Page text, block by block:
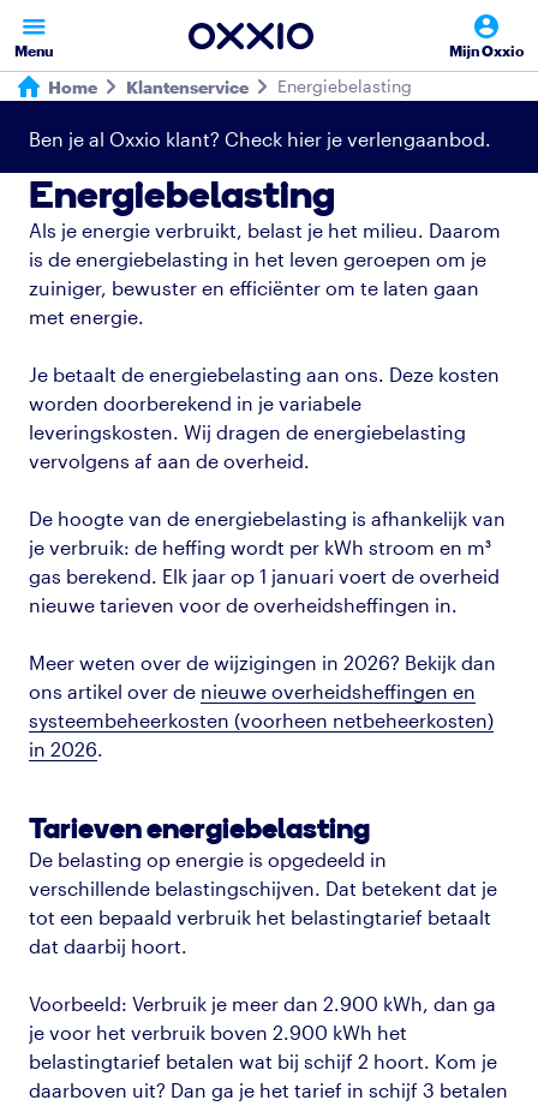
Menu Mijn Oxxio
Home Klantenservice Energiebelasting
Ben je al Oxxio klant? Check hier je verlengaanbod.
Energiebelasting
Als je energie verbruikt, belast je het milieu. Daarom
is de energiebelasting in het leven geroepen om je
zuiniger, bewuster en efficiënter om te laten gaan
met energie.
Je betaalt de energiebelasting aan ons. Deze kosten
worden doorberekend in je variabele
leveringskosten. Wij dragen de energiebelasting
vervolgens af aan de overheid.
De hoogte van de energiebelasting is afhankelijk van
je verbruik: de heffing wordt per kWh stroom en m³
gas berekend. Elk jaar op 1 januari voert de overheid
nieuwe tarieven voor de overheidsheffingen in.
Meer weten over de wijzigingen in 2026? Bekijk dan
ons artikel over de nieuwe overheidsheffingen en
systeembeheerkosten (voorheen netbeheerkosten)
in 2026.
Tarieven energiebelasting
De belasting op energie is opgedeeld in
verschillende belastingschijven. Dat betekent dat je
tot een bepaald verbruik het belastingtarief betaalt
dat daarbij hoort.
Voorbeeld: Verbruik je meer dan 2.900 kWh, dan ga
je voor het verbruik boven 2.900 kWh het
belastingtarief betalen wat bij schijf 2 hoort. Kom je
daarboven uit? Dan ga je het tarief in schijf 3 betalen